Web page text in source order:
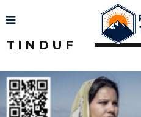
TINDUF